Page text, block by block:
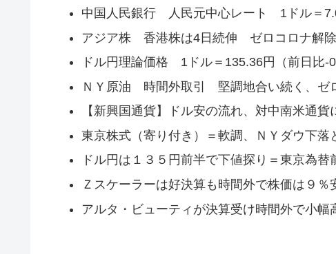
中国人民銀行 人民元中心レート 1ドル＝
アジア株 香港株は4日続伸 ゼロコロナ解除
ドル円理論価格 1ドル＝135.36円（前日比-
ＮＹ原油 時間外取引 堅調地合い続く、ゼ
【新興国通貨】ドル安の流れ、対中南米通
東京株式（寄り付き）＝軟調、ＮＹダウ下落
ドル円は１３５円前半で下値探り＝東京為替
Ｚスケーラーは好決算も時間外で株価は９％
アルタ・ビューティが決算受け時間外で小幅